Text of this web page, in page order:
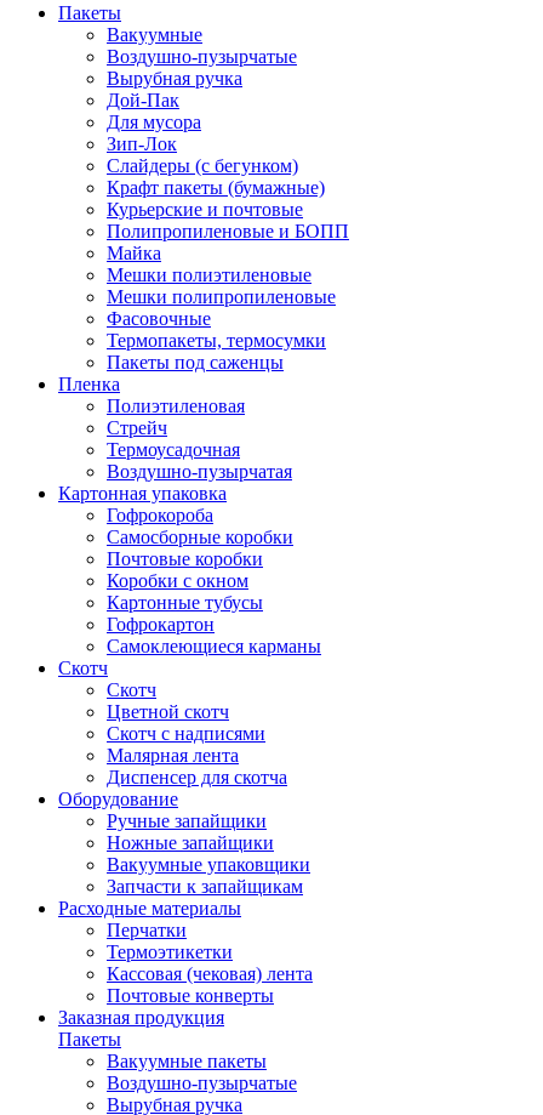
Пакеты
Вакуумные
Воздушно-пузырчатые
Вырубная ручка
Дой-Пак
Для мусора
Зип-Лок
Слайдеры (с бегунком)
Крафт пакеты (бумажные)
Курьерские и почтовые
Полипропиленовые и БОПП
Майка
Мешки полиэтиленовые
Мешки полипропиленовые
Фасовочные
Термопакеты, термосумки
Пакеты под саженцы
Пленка
Полиэтиленовая
Стрейч
Термоусадочная
Воздушно-пузырчатая
Картонная упаковка
Гофрокороба
Самосборные коробки
Почтовые коробки
Коробки с окном
Картонные тубусы
Гофрокартон
Самоклеющиеся карманы
Скотч
Скотч
Цветной скотч
Скотч с надписями
Малярная лента
Диспенсер для скотча
Оборудование
Ручные запайщики
Ножные запайщики
Вакуумные упаковщики
Запчасти к запайщикам
Расходные материалы
Перчатки
Термоэтикетки
Кассовая (чековая) лента
Почтовые конверты
Заказная продукция
Пакеты
Вакуумные пакеты
Воздушно-пузырчатые
Вырубная ручка